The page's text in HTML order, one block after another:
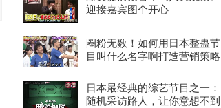
迎接嘉宾图个开心
圈粉无数！如何用日本整蛊节
目叫什么名字啊打造营销策略
日本最经典的综艺节目之一：
随机采访路人，让你意想不到